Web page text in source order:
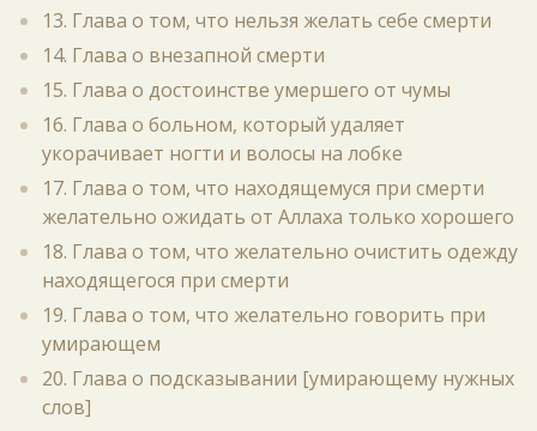
13. Глава о том, что нельзя желать себе смерти
14. Глава о внезапной смерти
15. Глава о достоинстве умершего от чумы
16. Глава о больном, который удаляет
укорачивает ногти и волосы на лобке
17. Глава о том, что находящемуся при смерти
желательно ожидать от Аллаха только хорошего
18. Глава о том, что желательно очистить одежду
находящегося при смерти
19. Глава о том, что желательно говорить при
умирающем
20. Глава о подсказывании [умирающему нужных
слов]